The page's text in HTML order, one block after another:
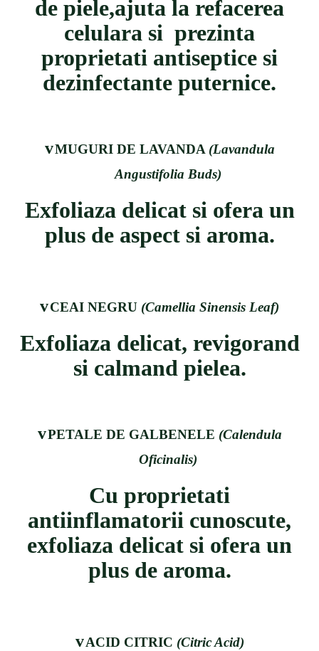
de piele,ajuta la refacerea
celulara si prezinta
proprietati antiseptice si
dezinfectante puternice.
vMUGURI DE LAVANDA (Lavandula
Angustifolia Buds)
Exfoliaza delicat si ofera un
plus de aspect si aroma.
vCEAI NEGRU (Camellia Sinensis Leaf)
Exfoliaza delicat, revigorand
si calmand pielea.
vPETALE DE GALBENELE (Calendula
Oficinalis)
Cu proprietati
antiinflamatorii cunoscute,
exfoliaza delicat si ofera un
plus de aroma.
vACID CITRIC (Citric Acid)